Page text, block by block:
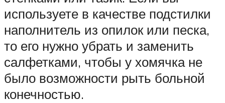
используете в качестве подстилки
наполнитель из опилок или песка,
то его нужно убрать и заменить
салфетками, чтобы у хомячка не
было возможности рыть больной
конечностью.